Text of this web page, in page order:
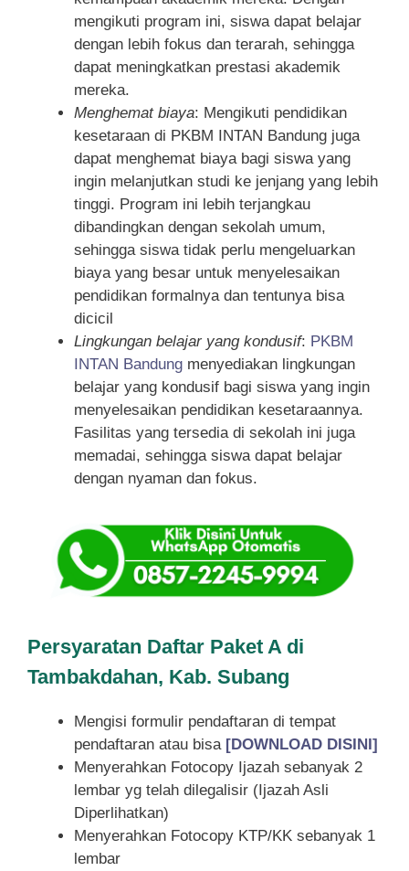
mengikuti program ini, siswa dapat belajar
dengan lebih fokus dan terarah, sehingga
dapat meningkatkan prestasi akademik
mereka.
Menghemat biaya: Mengikuti pendidikan
kesetaraan di PKBM INTAN Bandung juga
dapat menghemat biaya bagi siswa yang
ingin melanjutkan studi ke jenjang yang lebih
tinggi. Program ini lebih terjangkau
dibandingkan dengan sekolah umum,
sehingga siswa tidak perlu mengeluarkan
biaya yang besar untuk menyelesaikan
pendidikan formalnya dan tentunya bisa
dicicil
Lingkungan belajar yang kondusif: PKBM
INTAN Bandung menyediakan lingkungan
belajar yang kondusif bagi siswa yang ingin
menyelesaikan pendidikan kesetaraannya.
Fasilitas yang tersedia di sekolah ini juga
memadai, sehingga siswa dapat belajar
dengan nyaman dan fokus.
Persyaratan Daftar Paket A di
Tambakdahan, Kab. Subang
Mengisi formulir pendaftaran di tempat
pendaftaran atau bisa [DOWNLOAD DISINI]
Menyerahkan Fotocopy Ijazah sebanyak 2
lembar yg telah dilegalisir (Ijazah Asli
Diperlihatkan)
Menyerahkan Fotocopy KTP/KK sebanyak 1
lembar